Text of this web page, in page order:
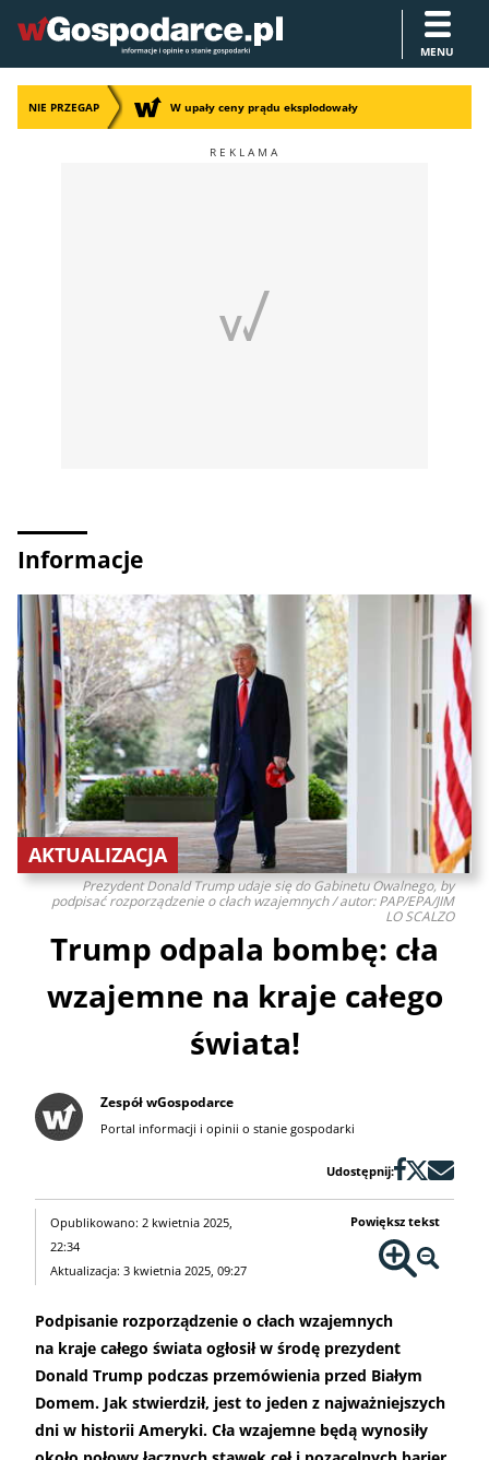
MENU
NIE PRZEGAP W upały ceny prądu eksplodowały
Informacje
Prezydent Donald Trump udaje się do Gabinetu Owalnego, by
podpisać rozporządzenie o cłach wzajemnych / autor: PAP/EPA/JIM
LO SCALZO
AKTUALIZACJA
Trump odpala bombę: cła
wzajemne na kraje całego
świata!
Zespół wGospodarce
Portal informacji i opinii o stanie gospodarki
Udostępnij:
Opublikowano: 2 kwietnia 2025,
22:34
Aktualizacja: 3 kwietnia 2025, 09:27
Powiększ tekst
Podpisanie rozporządzenie o cłach wzajemnych
na kraje całego świata ogłosił w środę prezydent
Donald Trump podczas przemówienia przed Białym
Domem. Jak stwierdził, jest to jeden z najważniejszych
dni w historii Ameryki. Cła wzajemne będą wynosiły